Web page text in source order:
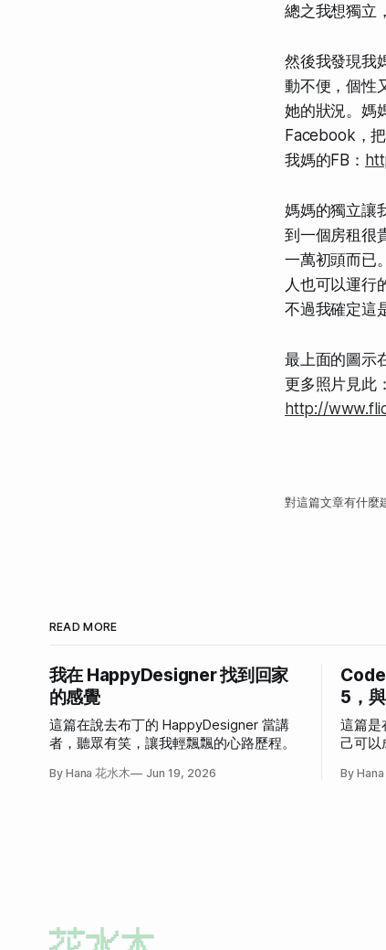
總之我想獨立
然後我發現我
動不便，個性
她的狀況。媽
Facebook，
我媽的FB：
媽媽的獨立讓
到一個房租很
一萬初頭而已
人也可以運行
不過我確定這
最上面的圖示
更多照片見此：
http://
對這篇文章有什麼
READ MORE
我在 HappyDesigner 找到回家
的感覺
這篇在說去布丁的 HappyDesigner 當講
者，聽眾有笑，讓我輕飄飄的心路歷程。
By Hana 花水木 Jun 19, 2026
5，
這篇是
己可以
By